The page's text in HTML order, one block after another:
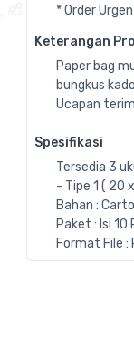
* Order
Keterangan
Paper bag
bungkus
Ucapan
Spesifikasi
Tersedia 3
- Tipe 1 ( 20
Bahan :
Paket : Isi 10
Format File :